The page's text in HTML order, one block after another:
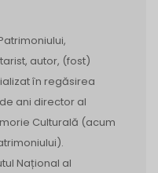
autor, (fost)
în regăsirea
ani director al
Culturală (acum
Național al